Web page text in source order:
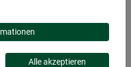
Alle akzeptieren